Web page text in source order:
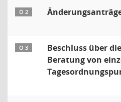
Ö 2
Ö 3
Beschluss über
Beratung von